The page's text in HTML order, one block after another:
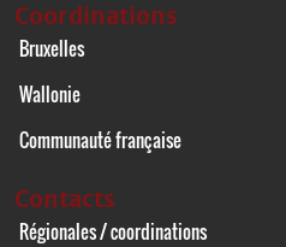
Coordinations
Bruxelles
Wallonie
Communauté française
Contacts
Régionales / coordinations